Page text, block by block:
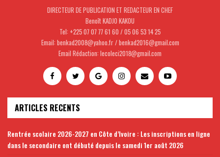
DIRECTEUR DE PUBLICATION ET REDACTEUR EN CHEF
Benoît KADJO KAKOU
Tel: +225 07 07 77 61 60 / 05 06 53 14 25
Email: benkad2008@yahoo.fr / benkad2016@gmail.com
Email Rédaction: lecoleci2018@gmail.com
ARTICLES RECENTS
Rentrée scolaire 2026-2027 en Côte d’Ivoire : Les inscriptions en ligne
dans le secondaire ont débuté depuis le samedi 1er août 2026